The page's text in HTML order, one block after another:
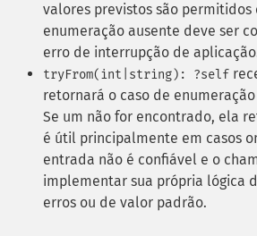
valores previstos são permitidos
enumeração ausente deve ser
erro de interrupção de
tryFrom(int|string): ?self
retornará o caso de
Se um não for encontrado, ela
é útil principalmente em casos
entrada não é confiável e o
implementar sua própria lógica
erros ou de valor padrão.